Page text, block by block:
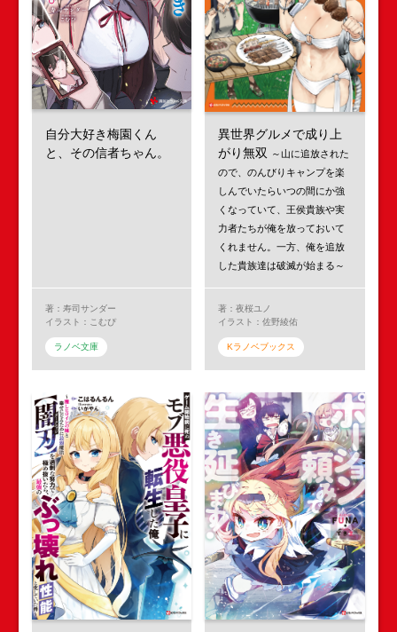
自分大好き梅園くん
と、その信者ちゃん。
著：寿司サンダー
イラスト：こむぴ
ラノベ文庫
異世界グルメで成り上
がり無双
～山に追放された
ので、のんびりキャンプを楽
しんでいたらいつの間にか強
くなっていて、王侯貴族や実
力者たちが俺を放っておいて
くれません。一方、俺を追放
した貴族達は破滅が始まる～
著：夜桜ユノ
イラスト：佐野綾佑
Kラノベブックス